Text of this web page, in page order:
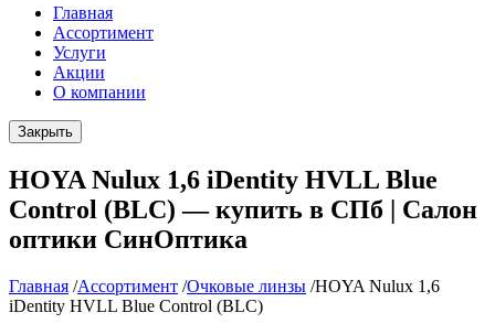
Главная
Ассортимент
Услуги
Акции
О компании
Закрыть
HOYA Nulux 1,6 iDentity HVLL Blue
Control (BLC) — купить в СПб | Салон
оптики СинОптика
Главная /Ассортимент /Очковые линзы /HOYA Nulux 1,6
iDentity HVLL Blue Control (BLC)